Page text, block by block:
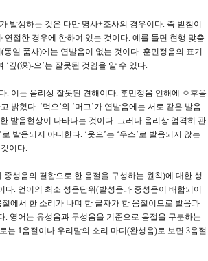
발생하는 것은 다만 명사+조사의 경우이다. 즉 받침이
접한 경우에 한하여 있는 것이다. 예를 들면 현행 맞춤
일 품사)에는 연발음이 없는 것이다. 훈민정음의 표기
‘깊(深)-으’는 잘못된 것임을 알 수 있다.
. 이는 음리상 잘못된 견해이다. 훈민정음 언해에 ㅇ후음
밝혔다. ‘먹으’와 ‘머그’가 연발음에는 서로 같은 발음
발음현상이 나타나는 것이다. 그러나 음리상 엄격히 관
발음되지 아니한다. ‘웃으’는 ‘우스’로 발음되지 않는
이다.
성음의 결합으로 한 음절을 구성하는 원칙)에 대한 성
. 언어의 최소 성음단위(발성음과 중성음이 배합되어
에서 한 소리가 나며 한 글자가 한 음절이므로 발음과
. 영어는 유성음과 무성음을 기준으로 음절을 구분하는
는 1음절이나 우리말의 소리 마디(완성음)로 보면 3음절